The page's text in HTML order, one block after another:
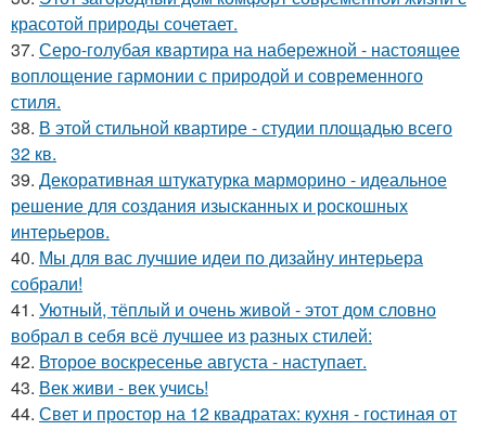
красотой природы сочетает.
37. Серо-голубая квартира на набережной - настоящее
воплощение гармонии с природой и современного
стиля.
38. В этой стильной квартире - студии площадью всего
32 кв.
39. Декоративная штукатурка марморино - идеальное
решение для создания изысканных и роскошных
интерьеров.
40. Мы для вас лучшие идеи по дизайну интерьера
собрали!
41. Уютный, тёплый и очень живой - этот дом словно
вобрал в себя всё лучшее из разных стилей:
42. Второе воскресенье августа - наступает.
43. Век живи - век учись!
44. Свет и простор на 12 квадратах: кухня - гостиная от